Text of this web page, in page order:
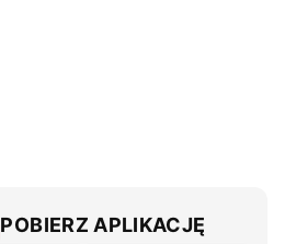
POBIERZ APLIKACJĘ